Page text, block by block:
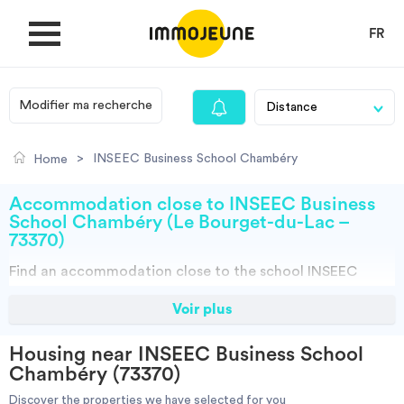
FR
MY ACCOUNT
Propose accommodation
Cities
Modifier ma recherche
Home > INSEEC Business School Chambéry
Accommodation close to INSEEC Business
School Chambéry (Le Bourget-du-Lac –
73370)
Find an accommodation close to the school INSEEC
thanks to ImmoJeune.com, the first student housing
to the INSEEC Business School Chambéry:Student halls,
private landalord, real estates and flateshare offers. You
Voir plus
Housing near INSEEC Business School
Chambéry (73370)
Discover the properties we have selected for you